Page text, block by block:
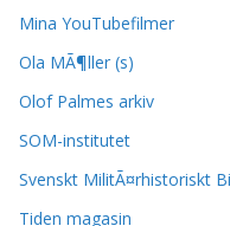
Mina YouTubefilmer
Ola MÃ¶ller (s)
Olof Palmes arkiv
SOM-institutet
Svenskt MilitÃ¤rhistoriskt
Tiden magasin